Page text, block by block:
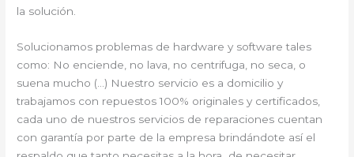
la solución.
Solucionamos problemas de hardware y software tales
como: No enciende, no lava, no centrifuga, no seca, o
suena mucho (…) Nuestro servicio es a domicilio y
trabajamos con repuestos 100% originales y certificados,
cada uno de nuestros servicios de reparaciones cuentan
con garantía por parte de la empresa brindándote así el